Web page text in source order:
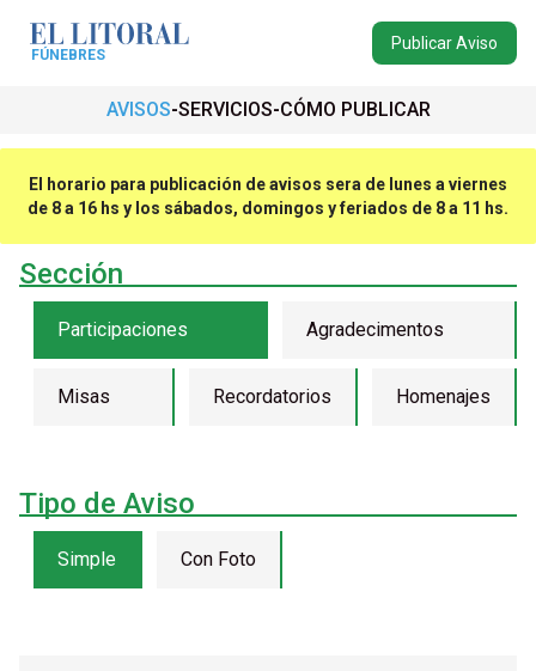
FÚNEBRES
Publicar Aviso
AVISOS SERVICIOS CÓMO PUBLICAR
El horario para publicación de avisos sera de lunes a viernes
de 8 a 16 hs y los sábados, domingos y feriados de 8 a 11 hs.
Sección
Participaciones Agradecimentos
Misas Recordatorios Homenajes
Tipo de Aviso
Simple Con Foto